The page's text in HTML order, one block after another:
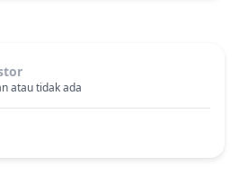
atau tidak ada